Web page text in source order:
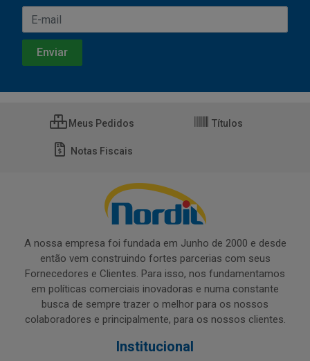
Meus Pedidos Títulos
Notas Fiscais
A nossa empresa foi fundada em Junho de 2000 e desde
então vem construindo fortes parcerias com seus
Fornecedores e Clientes. Para isso, nos fundamentamos
em políticas comerciais inovadoras e numa constante
busca de sempre trazer o melhor para os nossos
colaboradores e principalmente, para os nossos clientes.
Institucional